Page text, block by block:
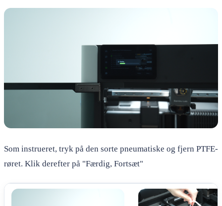
Som instrueret, tryk på den sorte pneumatiske og fjern PTFE-
røret. Klik derefter på "Færdig, Fortsæt"